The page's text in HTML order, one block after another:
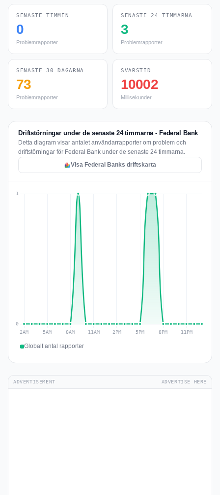
SENASTE TIMMEN
0
Problemrapporter
SENASTE 24 TIMMARNA
3
Problemrapporter
SENASTE 30 DAGARNA
73
Problemrapporter
SVARSTID
10002
Millisekunder
Driftstörningar under de senaste 24 timmarna - Federal Bank
Detta diagram visar antalet användarrapporter om problem och
driftstörningar för Federal Bank under de senaste 24 timmarna.
Visa Federal Banks driftskarta
Globalt antal rapporter
ADVERTISEMENT ADVERTISE HERE